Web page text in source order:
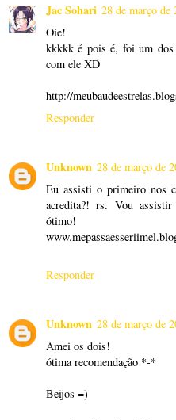
Jac Sohari 28 de março de
Oie!
kkkkk é pois é, foi um
com ele XD
http://
Responder
Unknown 28 de março de
Eu assisti o primeiro nos
acredita?! rs. Vou
ótimo!
Responder
Unknown 28 de março de
Amei os dois!
ótima recomendação *-*
Beijos =)